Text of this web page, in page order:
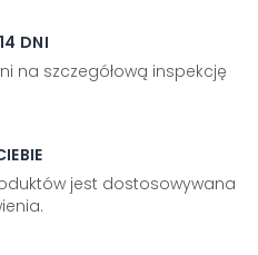
DNI
na szczegółową inspekcję
jest dostosowywana